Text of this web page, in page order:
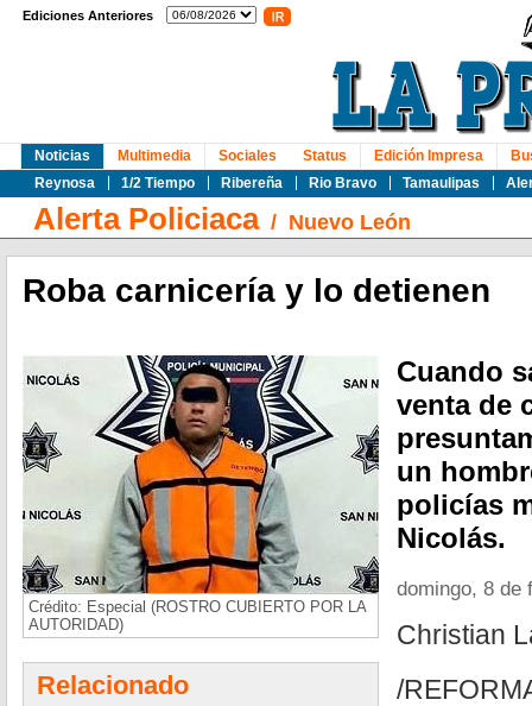
Ediciones Anteriores
Noticias
Reynosa
1/2 Tiempo Ribereña Rio Bravo Tamaulipas
Multimedia Sociales Status Edición Impresa
Alerta Policiaca/ Nuevo León
Roba carnicería y lo detienen
Crédito: Especial (ROSTRO CUBIERTO POR LA
AUTORIDAD)
Relacionado
Cuando
venta de
un
policías
Nicolás.
domingo, 8 de
Christian
/